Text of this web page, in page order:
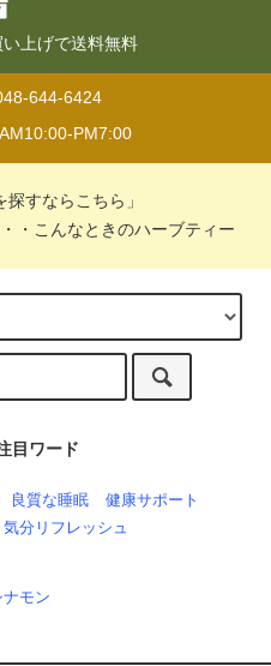
上げで送料無料
644-6424
PM7:00
すならこちら」
・こんなときのハーブティー
目ワード
良質な睡眠
健康サポート
気分リフレッシュ
ナモン